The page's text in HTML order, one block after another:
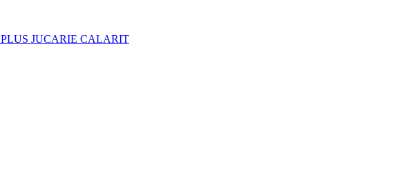
JUCARIE CALARIT